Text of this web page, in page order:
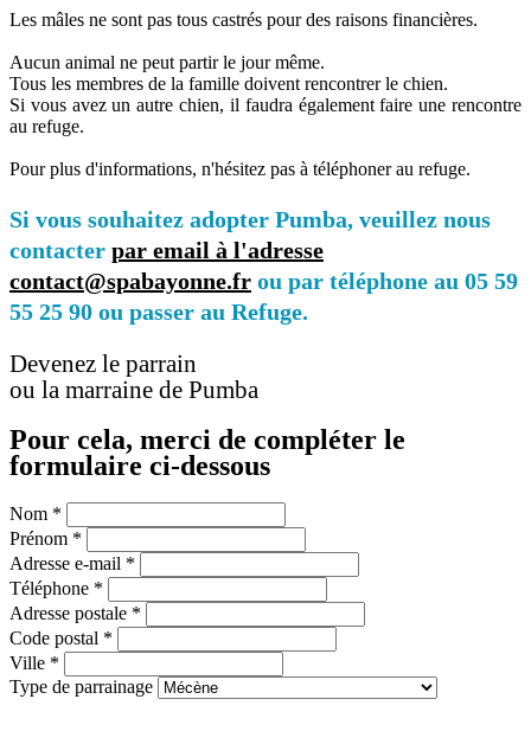
Les mâles ne sont pas tous castrés pour des raisons financières.
Aucun animal ne peut partir le jour même.
Tous les membres de la famille doivent rencontrer le chien.
Si vous avez un autre chien, il faudra également faire une rencontre
au refuge.
Pour plus d'informations, n'hésitez pas à téléphoner au refuge.
Si vous souhaitez adopter Pumba, veuillez nous
contacter par email à l'adresse
contact@spabayonne.fr ou par téléphone au 05 59
55 25 90 ou passer au Refuge.
Devenez le parrain
ou la marraine de Pumba
Pour cela, merci de compléter le
formulaire ci-dessous
Nom *
Prénom *
Adresse e-mail *
Téléphone *
Adresse postale *
Code postal *
Ville *
Type de parrainage